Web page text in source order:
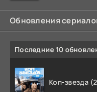
Обновления
Последние 10
Коп-звезда